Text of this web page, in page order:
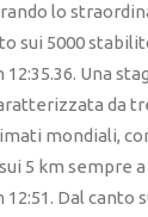
lo
sui 5000
Una
da
mondiali,
5 km sempre
Dal canto